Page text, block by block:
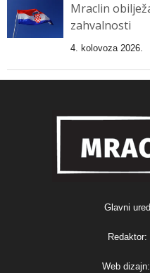
Mraclin
zahvalnosti
4. kolovoza 2026.
Glavni
Redaktor:
Web dizajn: